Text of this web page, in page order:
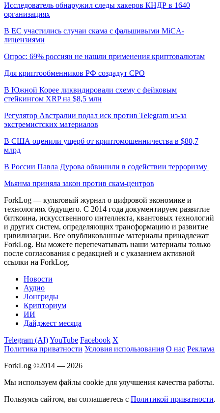
Исследователь обнаружил следы хакеров КНДР в 1640
организациях
В ЕС участились случаи скама с фальшивыми MiCA-
лицензиями
Опрос: 69% россиян не нашли применения криптовалютам
Для криптообменников РФ создадут СРО
В Южной Корее ликвидировали схему с фейковым
стейкингом XRP на $8,5 млн
Регулятор Австралии подал иск против Telegram из-за
экстремистских материалов
В США оценили ущерб от криптомошенничества в $80,7
млрд
В России Павла Дурова обвинили в содействии терроризму
Мьянма приняла закон против скам-центров
ForkLog — культовый журнал о цифровой экономике и
технологиях будущего. С 2014 года документируем развитие
биткоина, искусственного интеллекта, квантовых технологий
и других систем, определяющих трансформацию и развитие
цивилизации. Все опубликованные материалы принадлежат
ForkLog. Вы можете перепечатывать наши материалы только
после согласования с редакцией и с указанием активной
ссылки на ForkLog.
Новости
Аудио
Лонгриды
Крипториум
ИИ
Дайджест месяца
Telegram (AI)YouTube Facebook X
Политика приватности Условия использования О нас Реклама
ForkLog ©2014 — 2026
Мы используем файлы cookie для улучшения качества работы.
Пользуясь сайтом, вы соглашаетесь с Политикой приватности.